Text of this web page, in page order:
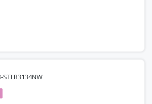
STLR3134NW